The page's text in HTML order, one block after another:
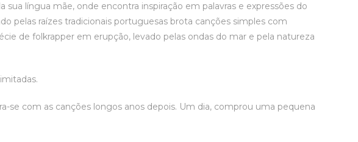
língua mãe, onde encontra inspiração em palavras e expressões do
pelas raízes tradicionais portuguesas brota canções simples com
de folkrapper em erupção, levado pelas ondas do mar e pela natureza
se com as canções longos anos depois. Um dia, comprou uma pequena